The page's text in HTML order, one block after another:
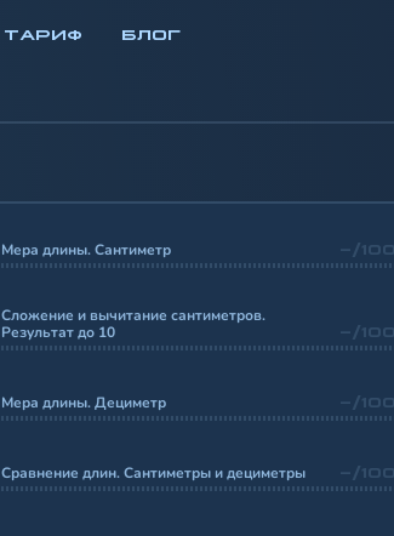
ТАРИФ БЛОГ
Мера длины. Сантиметр -/100
Сложение и вычитание сантиметров.
Результат до 10
-/100
Мера длины. Дециметр -/100
Сравнение длин. Сантиметры и дециметры -/100